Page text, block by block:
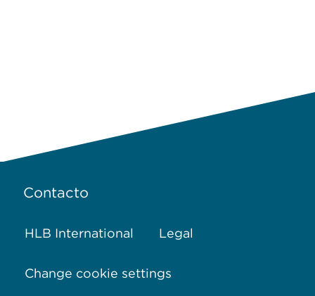
Contacto
HLB International Legal
Change cookie settings